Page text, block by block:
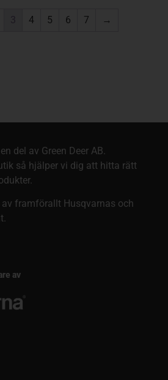
3 4 5 6 7 →
del av Green Deer AB.
så hjälper vi dig att hitta rätt
framförallt Husqvarnas och
av